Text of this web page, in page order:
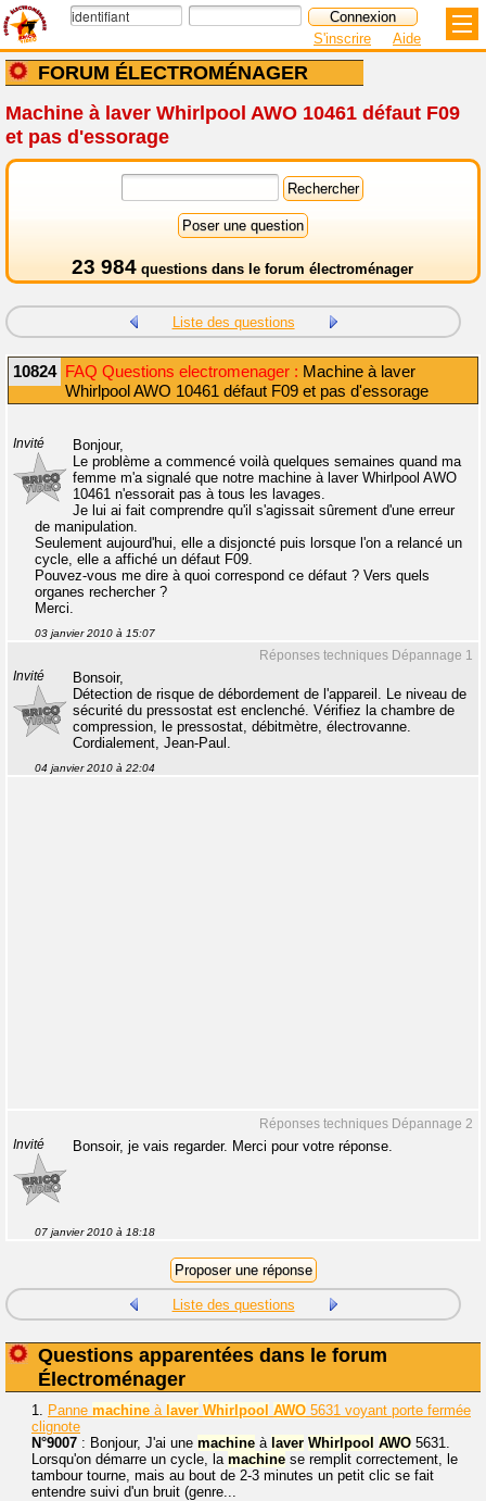
FORUM ÉLECTROMÉNAGER
S'inscrire Aide
Machine à laver Whirlpool AWO 10461 défaut F09
et pas d'essorage
23 984 questions dans le forum électroménager
Liste des questions
10824 FAQ Questions electromenager : Machine à laver
Whirlpool AWO 10461 défaut F09 et pas d'essorage
Invité
Bonjour,
Le problème a commencé voilà quelques semaines quand ma
femme m'a signalé que notre machine à laver Whirlpool AWO
10461 n'essorait pas à tous les lavages.
Je lui ai fait comprendre qu'il s'agissait sûrement d'une erreur
de manipulation.
Seulement aujourd'hui, elle a disjoncté puis lorsque l'on a relancé un
cycle, elle a affiché un défaut F09.
Pouvez-vous me dire à quoi correspond ce défaut ? Vers quels
organes rechercher ?
Merci.
03 janvier 2010 à 15:07
Réponses techniques Dépannage 1
Invité
Bonsoir,
Détection de risque de débordement de l'appareil. Le niveau de
sécurité du pressostat est enclenché. Vérifiez la chambre de
compression, le pressostat, débitmètre, électrovanne.
Cordialement, Jean-Paul.
04 janvier 2010 à 22:04
Réponses techniques Dépannage 2
Invité Bonsoir, je vais regarder. Merci pour votre réponse.
07 janvier 2010 à 18:18
Liste des questions
Questions apparentées dans le forum
Électroménager
1. Panne machine à laver Whirlpool AWO 5631 voyant porte fermée
clignote
N°9007 : Bonjour, J'ai une machine à laver Whirlpool AWO 5631.
Lorsqu'on démarre un cycle, la machine se remplit correctement, le
tambour tourne, mais au bout de 2-3 minutes un petit clic se fait
entendre suivi d'un bruit (genre...